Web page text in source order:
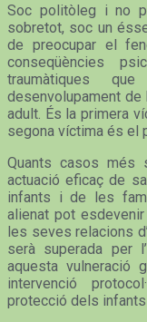
Soc politòleg i no
sobretot, soc un
de preocupar el
conseqüències
traumàtiques
desenvolupament de
adult. És la primera
segona víctima és el
Quants casos més
actuació eficaç de
infants i de les
alienat pot
les seves relacions
serà superada per
aquesta vulneració
intervenció
protecció dels